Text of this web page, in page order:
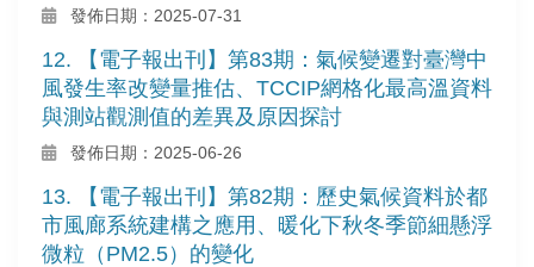
發佈日期：2025-07-31
12. 【電子報出刊】第83期：氣候變遷對臺灣中
風發生率改變量推估、TCCIP網格化最高溫資料
與測站觀測值的差異及原因探討
發佈日期：2025-06-26
13. 【電子報出刊】第82期：歷史氣候資料於都
市風廊系統建構之應用、暖化下秋冬季節細懸浮
微粒（PM2.5）的變化